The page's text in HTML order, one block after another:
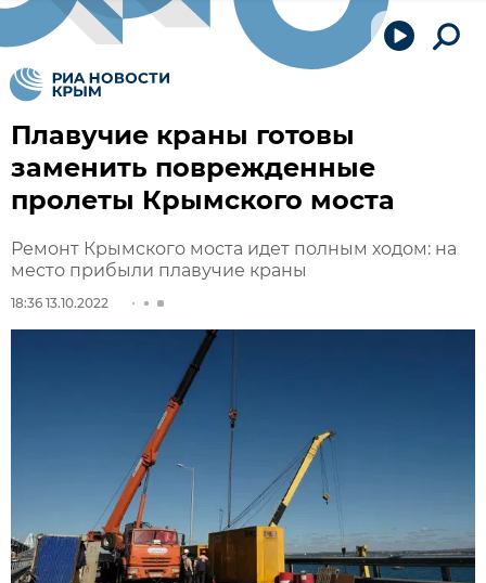
Плавучие краны готовы
заменить поврежденные
пролеты Крымского моста
Ремонт Крымского моста идет полным ходом: на
место прибыли плавучие краны
18:36 13.10.2022